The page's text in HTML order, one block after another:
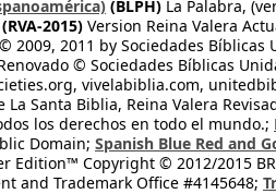
(BLPH) La Palabra,
(RVA-2015) Version Reina Valera
2009, 2011 by Sociedades Bíblicas
© Sociedades Bíblicas
vivelabiblia.com,
La Santa Biblia, Reina Valera
los derechos en todo el mundo.;
Domain; Spanish Blue Red and
Edition™ Copyright © 2012/2015
and Trademark Office #4145648;